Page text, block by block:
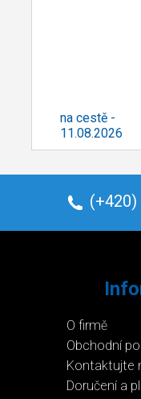
na cestě -
11.08.2026
(+420)
O firmě
Obchodní
Kontaktujte
Doručení a